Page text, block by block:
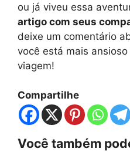
ou já viveu essa
artigo com seus
deixe um comentário
você está mais
viagem!
Compartilhe
Você também